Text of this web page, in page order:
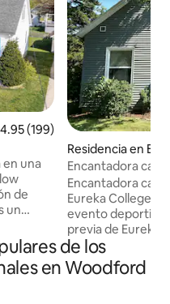
promedio: 4.95 de
4.95 (199)
en una
de
un
pie de
Residencia en
Encantadora
universidad
Encantadora
Eureka College.
evento deportivo,
previa de Eureka
fabulosa Cannery
Encontrarás que
maravilloso
de los
en Woodford